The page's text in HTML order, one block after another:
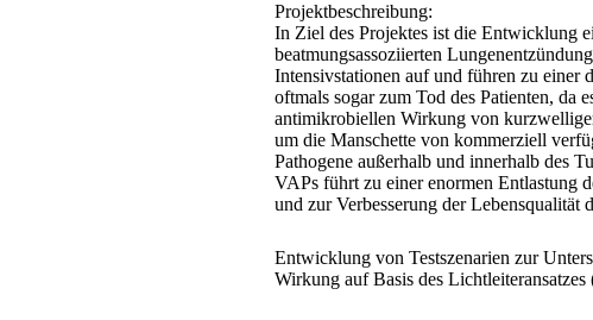
Projektbeschreibung:
In Ziel des Projektes ist die Entwicklung
beatmungsassoziierten
Intensivstationen auf und führen zu einer
oftmals sogar zum Tod des Patienten, da
antimikrobiellen Wirkung von
um die Manschette von kommerziell
Pathogene außerhalb und innerhalb des
VAPs führt zu einer enormen Entlastung
und zur Verbesserung der Lebensqualität
Entwicklung von Testszenarien zur
Wirkung auf Basis des Lichtleiteransatzes